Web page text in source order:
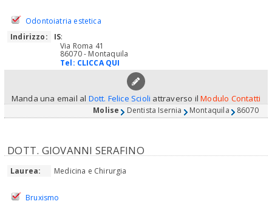
Odontoiatria estetica
Indirizzo:
IS:
Via Roma 41
86070 - Montaquila
Tel: CLICCA QUI
Manda una email al Dott. Felice Scioli attraverso ilModulo Contatti
Molise Dentista Isernia Montaquila 86070
DOTT. GIOVANNI SERAFINO
Laurea: Medicina e Chirurgia
Bruxismo